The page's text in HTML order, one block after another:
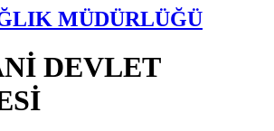
MÜDÜRLÜĞÜ
DEVLET